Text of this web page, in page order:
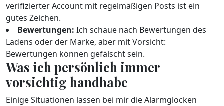
verifizierter Account mit regelmäßigen Posts ist ein
gutes Zeichen.
Bewertungen: Ich schaue nach Bewertungen des
Ladens oder der Marke, aber mit Vorsicht:
Bewertungen können gefälscht sein.
Was ich persönlich immer
vorsichtig handhabe
Einige Situationen lassen bei mir die Alarmglocken